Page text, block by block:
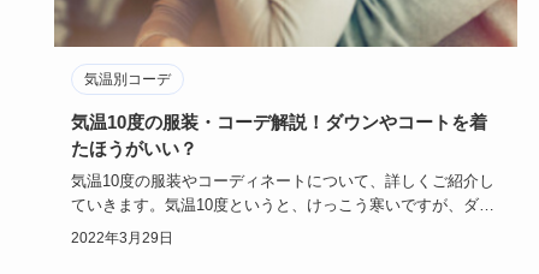
気温別コーデ
気温10度の服装・コーデ解説！ダウンやコートを着
たほうがいい？
気温10度の服装やコーディネートについて、詳しくご紹介し
ていきます。気温10度というと、けっこう寒いですが、ダウ
ンやコート…
2022年3月29日